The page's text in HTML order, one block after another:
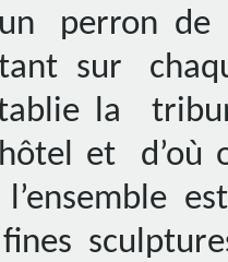
perron de
sur
la
et d’où
l’ensemble
fines